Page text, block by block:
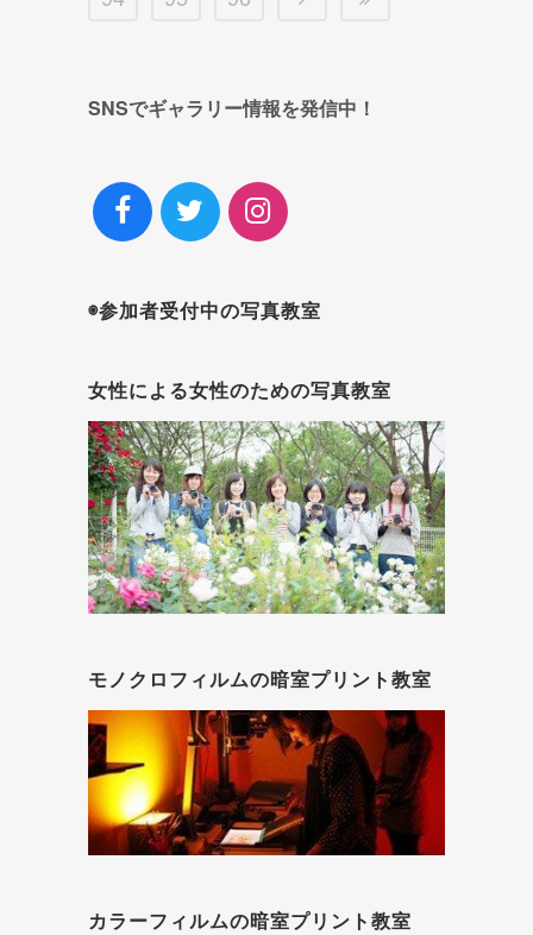
SNSでギャラリー情報を発信中！
◉参加者受付中の写真教室
女性による女性のための写真教室
モノクロフィルムの暗室プリント教室
カラーフィルムの暗室プリント教室